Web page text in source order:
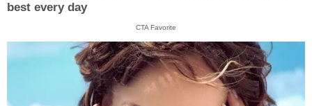
best every day
CTA Favorite